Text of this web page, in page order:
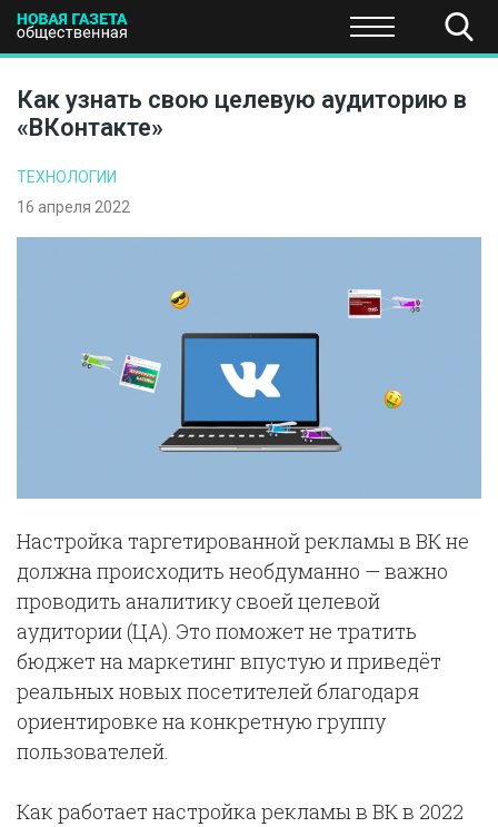
ПОЛИТИКА ЭКОНОМИКА НАУКА И
Как узнать свою целевую аудиторию в
«ВКонтакте»
ТЕХНОЛОГИИ
16 апреля 2022
Настройка таргетированной рекламы в ВК не
должна происходить необдуманно — важно
проводить аналитику своей целевой
аудитории (ЦА). Это поможет не тратить
бюджет на маркетинг впустую и приведёт
реальных новых посетителей благодаря
ориентировке на конкретную группу
пользователей.
Как работает настройка рекламы в ВК в 2022